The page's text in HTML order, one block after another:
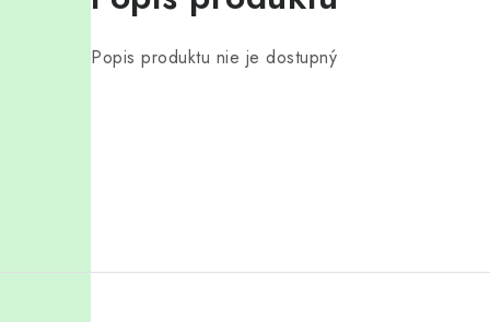
Popis produktu nie je dostupný